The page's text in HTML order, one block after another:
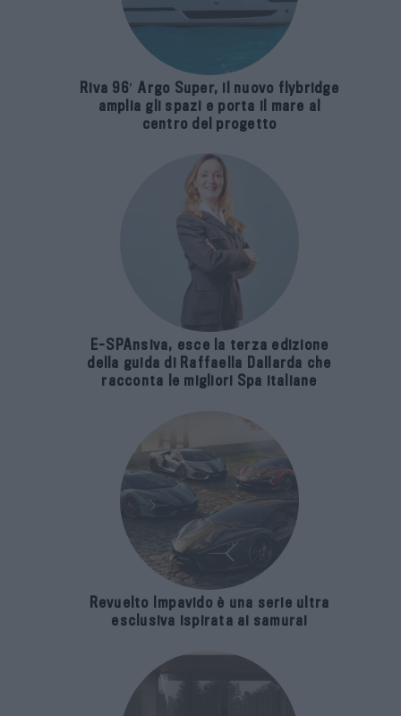
Riva 96′ Argo Super, il nuovo flybridge
amplia gli spazi e porta il mare al
centro del progetto
E-SPAnsiva, esce la terza edizione
della guida di Raffaella Dallarda che
racconta le migliori Spa italiane
Revuelto Impavido è una serie ultra
esclusiva ispirata ai samurai